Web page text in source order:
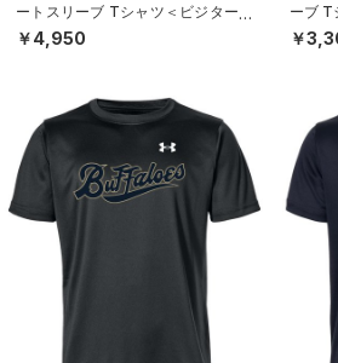
ートスリーブ Tシャツ＜ビジター＞
（ベースボール/UNISEX）
￥4,950
ーブ T
ースボ
￥